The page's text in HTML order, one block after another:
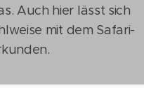
Auch hier lässt sich
mit dem Safari-